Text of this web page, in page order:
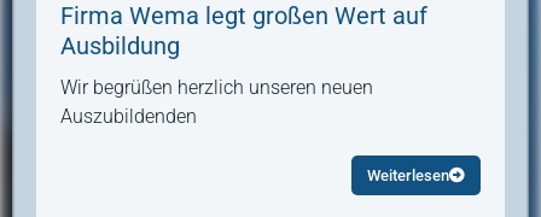
Firma Wema legt großen Wert auf
Ausbildung
Wir begrüßen herzlich unseren neuen
Auszubildenden
Weiterlesen